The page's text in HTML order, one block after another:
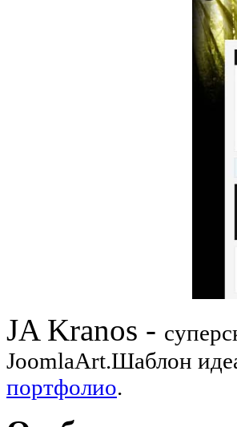
JA Kranos -
JoomlaArt.Шаблон
портфолио.